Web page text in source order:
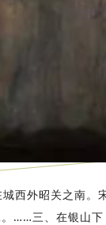
西外昭关之南
……三、在银山